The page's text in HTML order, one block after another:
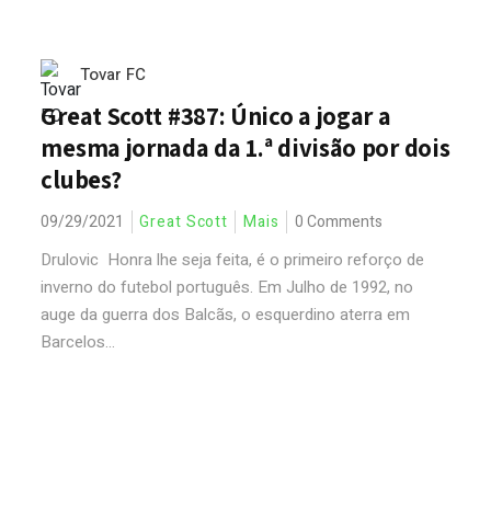
Tovar FC
Great Scott #387: Único a jogar a
mesma jornada da 1.ª divisão por dois
clubes?
09/29/2021 Great Scott Mais 0 Comments
Drulovic Honra lhe seja feita, é o primeiro reforço de
inverno do futebol português. Em Julho de 1992, no
auge da guerra dos Balcãs, o esquerdino aterra em
Barcelos...